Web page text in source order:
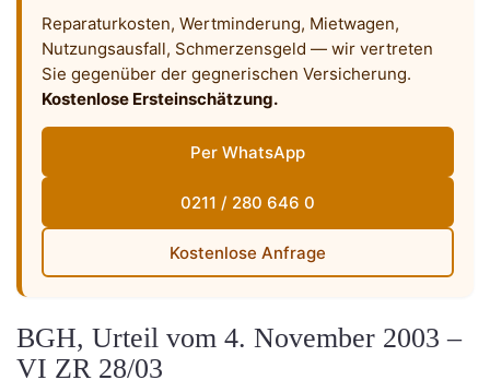
Reparaturkosten, Wertminderung, Mietwagen,
Nutzungsausfall, Schmerzensgeld — wir vertreten
Sie gegenüber der gegnerischen Versicherung.
Kostenlose Ersteinschätzung.
Per WhatsApp
0211 / 280 646 0
Kostenlose Anfrage
BGH, Urteil vom 4. November 2003 –
VI ZR 28/03